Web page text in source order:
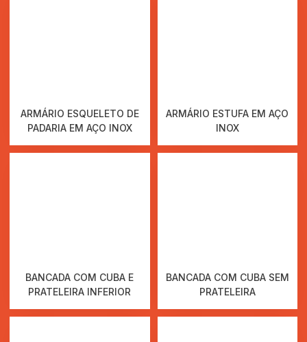
ARMÁRIO ESQUELETO DE
PADARIA EM AÇO INOX
ARMÁRIO ESTUFA EM AÇO
INOX
BANCADA COM CUBA E
PRATELEIRA INFERIOR
BANCADA COM CUBA SEM
PRATELEIRA